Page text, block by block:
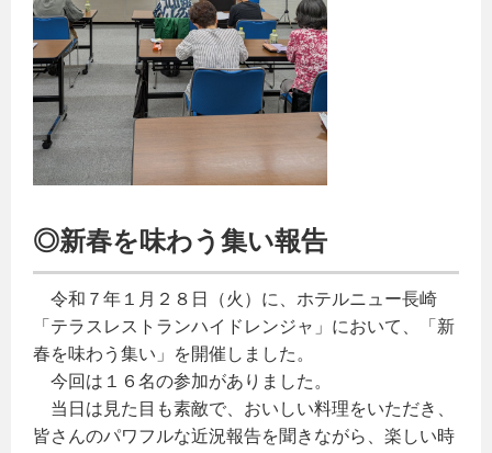
◎新春を味わう集い報告
令和７年１月２８日（火）に、ホテルニュー長崎
「テラスレストランハイドレンジャ」において、「新
春を味わう集い」を開催しました。
今回は１６名の参加がありました。
当日は見た目も素敵で、おいしい料理をいただき、
皆さんのパワフルな近況報告を聞きながら、楽しい時